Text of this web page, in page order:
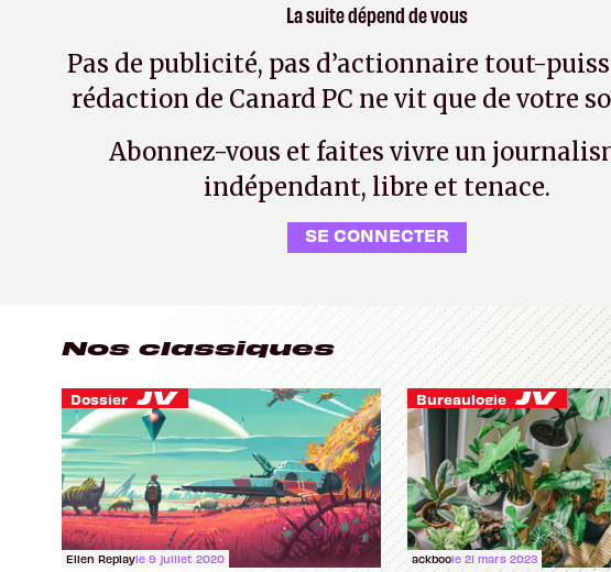
La suite dépend de vous
Pas de publicité, pas d’actionnaire tout-
rédaction de Canard PC ne vit que de votre
Abonnez-vous et faites vivre un
indépendant, libre et tenace.
SE CONNECTER
Nos classiques
Dossier
Ellen Replayle 9 juillet 2020
Bureaulogie
ackboole 21 mars 2023